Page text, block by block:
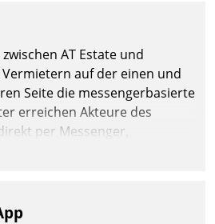
und automatisierte
nicht zu viel erwarten: Allein
neuen Software ist es nicht
erfordert von Unternehmen
überprüfen, zu hinterfragen
AT Estate und
auf der einen und
Seite die messengerbasierte
erreichen Akteure des
per Messenger,
empfangen oder